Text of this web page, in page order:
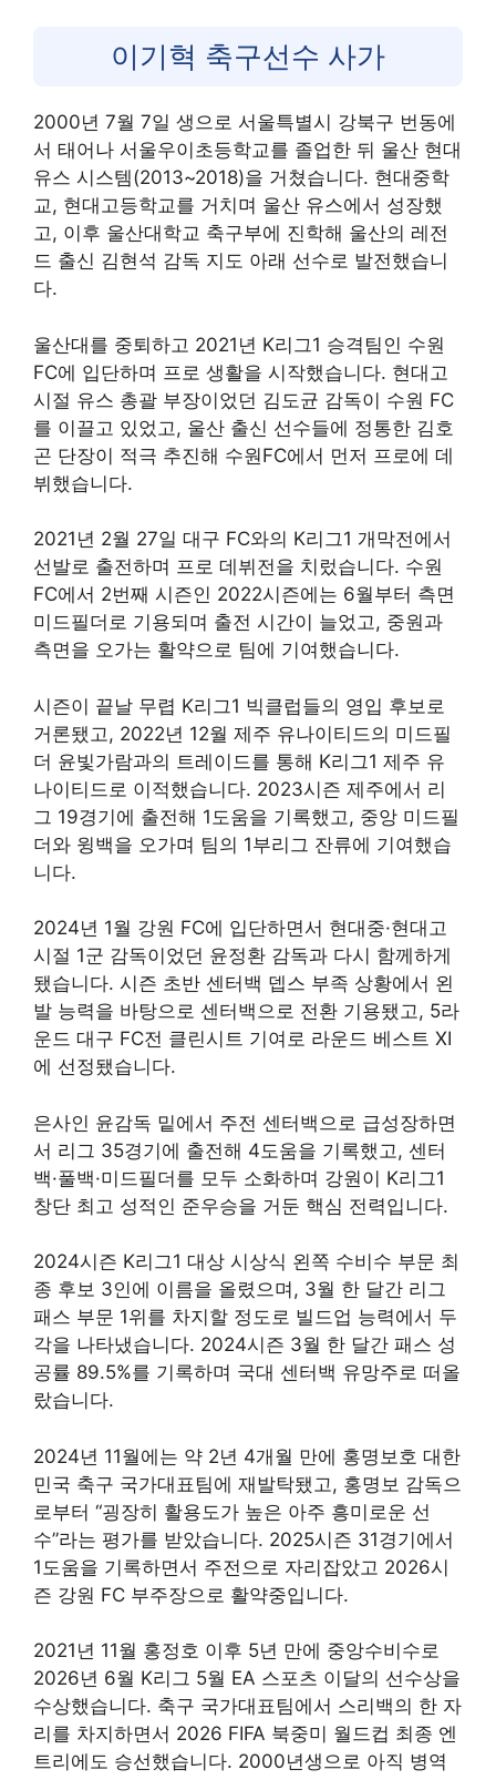
이기혁 축구선수 사가
2000년 7월 7일 생으로 서울특별시 강북구 번동에
서 태어나 서울우이초등학교를 졸업한 뒤 울산 현대
유스 시스템(2013~2018)을 거쳤습니다. 현대중학
교, 현대고등학교를 거치며 울산 유스에서 성장했
고, 이후 울산대학교 축구부에 진학해 울산의 레전
드 출신 김현석 감독 지도 아래 선수로 발전했습니
다.
울산대를 중퇴하고 2021년 K리그1 승격팀인 수원
FC에 입단하며 프로 생활을 시작했습니다. 현대고
시절 유스 총괄 부장이었던 김도균 감독이 수원 FC
를 이끌고 있었고, 울산 출신 선수들에 정통한 김호
곤 단장이 적극 추진해 수원FC에서 먼저 프로에 데
뷔했습니다.
2021년 2월 27일 대구 FC와의 K리그1 개막전에서
선발로 출전하며 프로 데뷔전을 치렀습니다. 수원
FC에서 2번째 시즌인 2022시즌에는 6월부터 측면
미드필더로 기용되며 출전 시간이 늘었고, 중원과
측면을 오가는 활약으로 팀에 기여했습니다.
시즌이 끝날 무렵 K리그1 빅클럽들의 영입 후보로
거론됐고, 2022년 12월 제주 유나이티드의 미드필
더 윤빛가람과의 트레이드를 통해 K리그1 제주 유
나이티드로 이적했습니다. 2023시즌 제주에서 리
그 19경기에 출전해 1도움을 기록했고, 중앙 미드필
더와 윙백을 오가며 팀의 1부리그 잔류에 기여했습
니다.
2024년 1월 강원 FC에 입단하면서 현대중·현대고
시절 1군 감독이었던 윤정환 감독과 다시 함께하게
됐습니다. 시즌 초반 센터백 뎁스 부족 상황에서 왼
발 능력을 바탕으로 센터백으로 전환 기용됐고, 5라
운드 대구 FC전 클린시트 기여로 라운드 베스트 XI
에 선정됐습니다.
은사인 윤감독 밑에서 주전 센터백으로 급성장하면
서 리그 35경기에 출전해 4도움을 기록했고, 센터
백·풀백·미드필더를 모두 소화하며 강원이 K리그1
창단 최고 성적인 준우승을 거둔 핵심 전력입니다.
2024시즌 K리그1 대상 시상식 왼쪽 수비수 부문 최
종 후보 3인에 이름을 올렸으며, 3월 한 달간 리그
패스 부문 1위를 차지할 정도로 빌드업 능력에서 두
각을 나타냈습니다. 2024시즌 3월 한 달간 패스 성
공률 89.5%를 기록하며 국대 센터백 유망주로 떠올
랐습니다.
2024년 11월에는 약 2년 4개월 만에 홍명보호 대한
민국 축구 국가대표팀에 재발탁됐고, 홍명보 감독으
로부터 “굉장히 활용도가 높은 아주 흥미로운 선
수”라는 평가를 받았습니다. 2025시즌 31경기에서
1도움을 기록하면서 주전으로 자리잡았고 2026시
즌 강원 FC 부주장으로 활약중입니다.
2021년 11월 홍정호 이후 5년 만에 중앙수비수로
2026년 6월 K리그 5월 EA 스포츠 이달의 선수상을
수상했습니다. 축구 국가대표팀에서 스리백의 한 자
리를 차지하면서 2026 FIFA 북중미 월드컵 최종 엔
트리에도 승선했습니다. 2000년생으로 아직 병역